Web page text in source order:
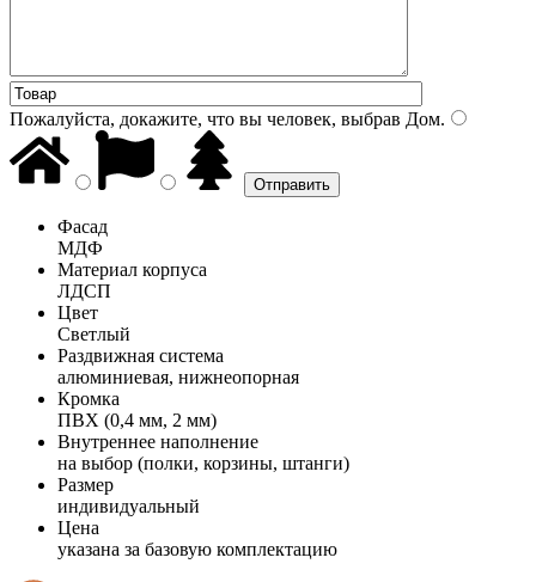
Пожалуйста, докажите, что вы человек, выбрав Дом.
Фасад
МДФ
Материал корпуса
ЛДСП
Цвет
Светлый
Раздвижная система
алюминиевая, нижнеопорная
Кромка
ПВХ (0,4 мм, 2 мм)
Внутреннее наполнение
на выбор (полки, корзины, штанги)
Размер
индивидуальный
Цена
указана за базовую комплектацию